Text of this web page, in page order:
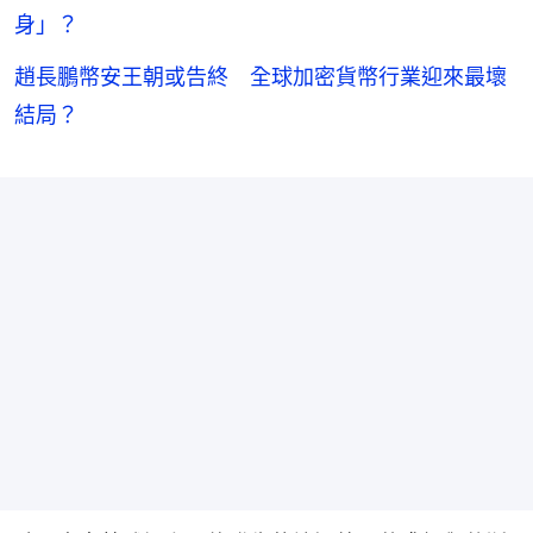
身」？
趙長鵬幣安王朝或告終 全球加密貨幣行業迎來最壞
結局？